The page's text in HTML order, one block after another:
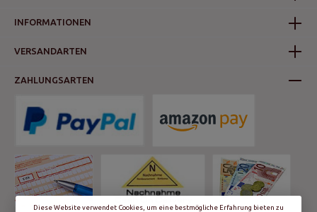
INFORMATIONEN
VERSANDARTEN
ZAHLUNGSARTEN
Diese Website verwendet Cookies, um eine bestmögliche Erfahrung bieten zu